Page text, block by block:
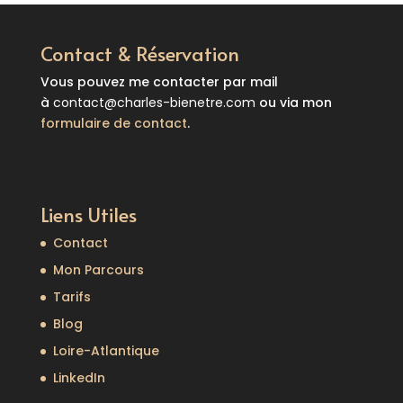
Contact & Réservation
Vous pouvez me contacter par mail
à contact@charles-bienetre.com ou via mon
formulaire de contact.
Liens Utiles
Contact
Mon Parcours
Tarifs
Blog
Loire-Atlantique
LinkedIn